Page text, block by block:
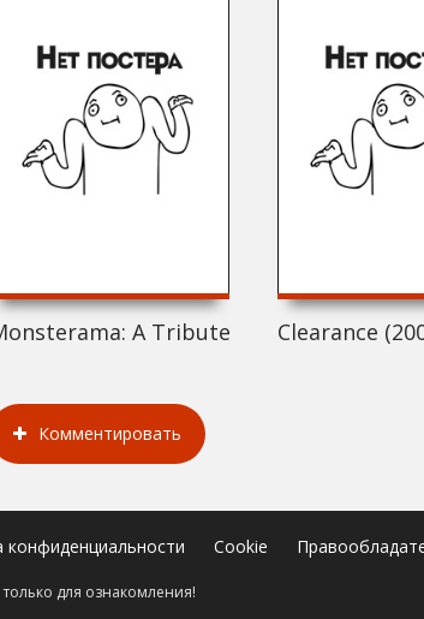
A Tribute to Horror Hosts
Clearance
Комментировать
конфиденциальности Cookie
для ознакомления!